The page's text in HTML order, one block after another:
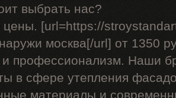
выбрать нас?
цены. [url=https://
москва[/url] от 1350
и профессионализм. Наши
в сфере утепления
материалы и